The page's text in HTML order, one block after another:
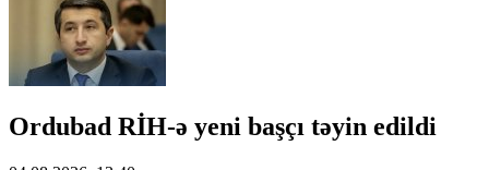
Ordubad RİH-ə yeni başçı təyin edildi